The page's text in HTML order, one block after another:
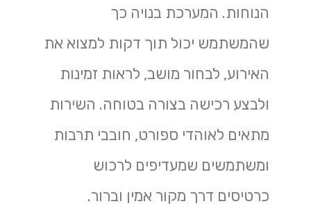
הנוחות. המערכת בנויה כך
שהמשתמש יכול תוך דקות למצוא את
האירוע, לבחור מושב, לראות זמינות
ולבצע רכישה בצורה בטוחה. השירות
מתאים לאוהדי ספורט, חובבי תרבות
ומשתמשים שמעדיפים לרכוש
כרטיסים דרך מקור אמין וברור.